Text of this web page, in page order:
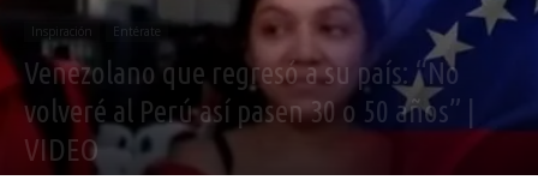
Inspiración Entérate
Venezolano que regresó a su país: “No
volveré al Perú así pasen 30 o 50 años” |
VIDEO